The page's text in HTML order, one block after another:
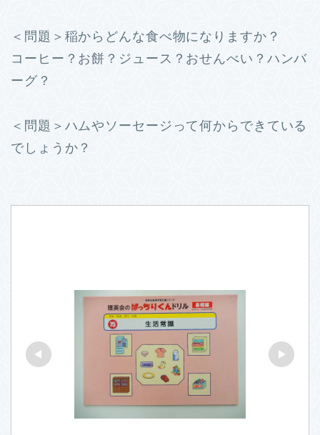
＜問題＞稲からどんな食べ物になりますか？
コーヒー？お餅？ジュース？おせんべい？ハンバ
ーグ？
＜問題＞ハムやソーセージって何からできている
でしょうか？